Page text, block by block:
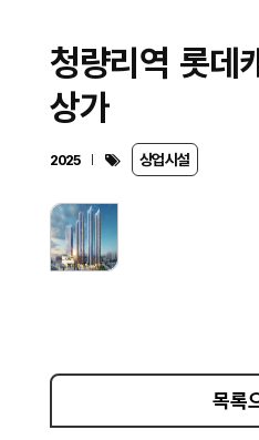
청량리역 롯데
상가
2025 상업시설
목록